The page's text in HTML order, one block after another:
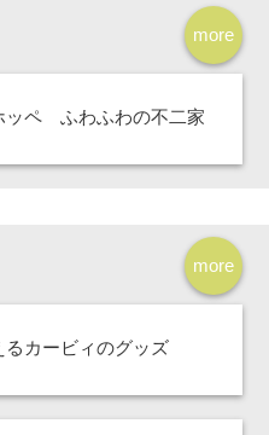
more
ッペ ふわふわの不二家
more
るカービィのグッズ